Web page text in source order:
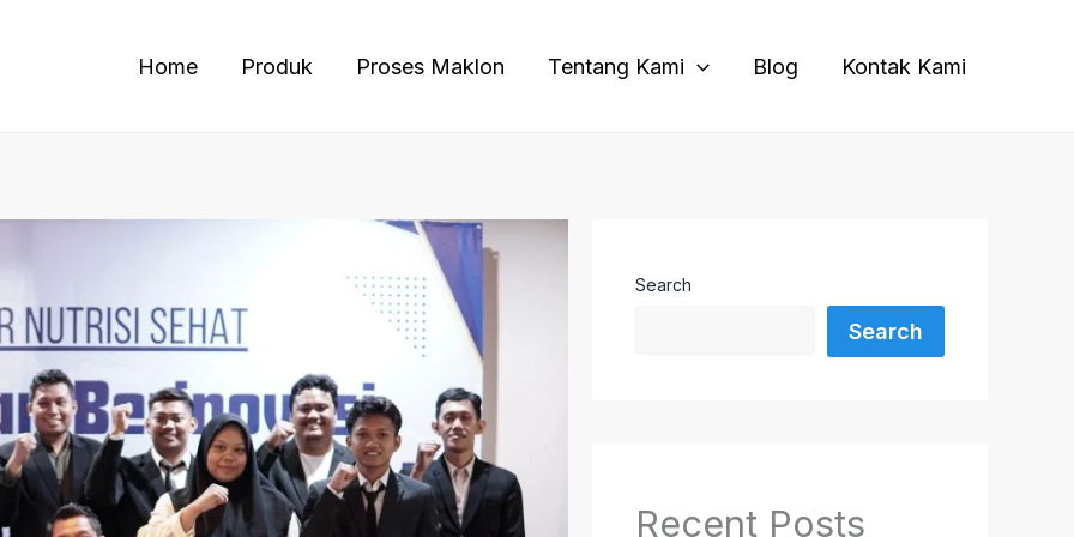
Home Produk Proses Maklon Tentang Kami Blog Kontak Kami
Search
Search
Recent Posts